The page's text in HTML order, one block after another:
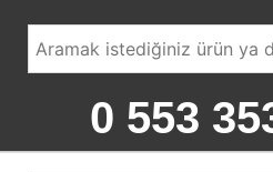
0 553